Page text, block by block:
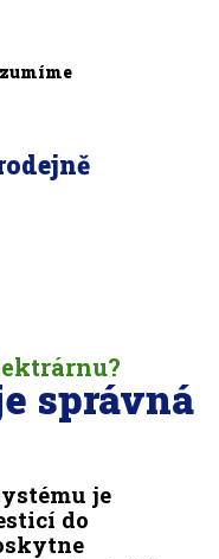
správná
je
do